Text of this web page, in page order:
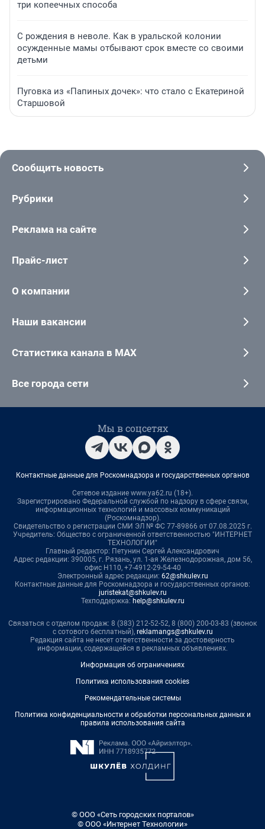
три копеечных способа
С рождения в неволе. Как в уральской колонии
осужденные мамы отбывают срок вместе со своими
детьми
Пуговка из «Папиных дочек»: что стало с Екатериной
Старшовой
Сообщить новость
Рубрики
Реклама на сайте
Прайс-лист
О компании
Наши вакансии
Статистика канала в MAX
Все города сети
Мы в соцсетях
Контактные данные для Роскомнадзора и государственных органов
Сетевое издание www.ya62.ru (18+).
Зарегистрировано Федеральной службой по надзору в сфере связи,
информационных технологий и массовых коммуникаций
(Роскомнадзор).
Свидетельство о регистрации СМИ ЭЛ № ФС 77-89866 от 07.08.2025 г.
Учредитель: Общество с ограниченной ответственностью "ИНТЕРНЕТ
ТЕХНОЛОГИИ"
Главный редактор: Петунин Сергей Александрович
Адрес редакции: 390005, г. Рязань, ул. 1-ая Железнодорожная, дом 56,
офис Н110, +7-4912-29-54-40
Электронный адрес редакции: 62@shkulev.ru
Контактные данные для Роскомнадзора и государственных органов:
juristekat@shkulev.ru
Техподдержка: help@shkulev.ru
Связаться с отделом продаж: 8 (383) 212-52-52, 8 (800) 200-03-83 (звонок
с сотового бесплатный), reklamangs@shkulev.ru
Редакция сайта не несет ответственности за достоверность
информации, содержащейся в рекламных объявлениях.
Информация об ограничениях
Политика использования cookies
Рекомендательные системы
Политика конфиденциальности и обработки персональных данных и
правила использования сайта
© ООО «Сеть городских порталов»
© ООО «Интернет Технологии»